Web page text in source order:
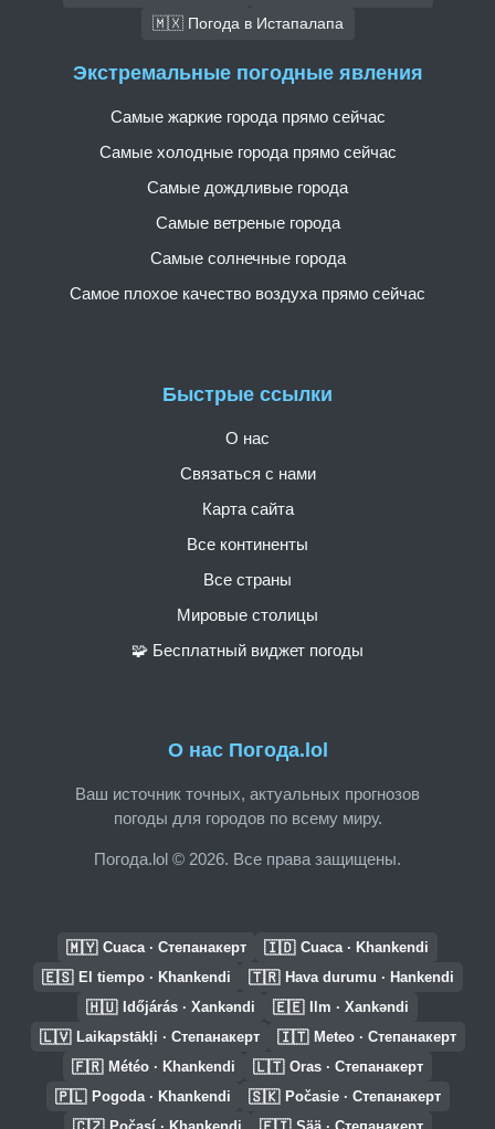
🇲🇽 Погода в Истапалапа
О нас Погода.lol
Ваш источник точных, актуальных прогнозов
погоды для городов по всему миру.
Погода.lol © 2026. Все права защищены.
Быстрые ссылки
О нас
Связаться с нами
Карта сайта
Все континенты
Все страны
Мировые столицы
🧩 Бесплатный виджет погоды
Экстремальные погодные явления
Самые жаркие города прямо сейчас
Самые холодные города прямо сейчас
Самые дождливые города
Самые ветреные города
Самые солнечные города
Самое плохое качество воздуха прямо сейчас
🇲🇾 Cuaca · Степанакерт 🇮🇩 Cuaca · Khankendi
🇪🇸 El tiempo · Khankendi 🇹🇷 Hava durumu · Hankendi
🇭🇺 Időjárás · Xankəndi 🇪🇪 Ilm · Xankəndi
🇱🇻 Laikapstākļi · Степанакерт 🇮🇹 Meteo · Степанакерт
🇫🇷 Météo · Khankendi 🇱🇹 Oras · Степанакерт
🇵🇱 Pogoda · Khankendi 🇸🇰 Počasie · Степанакерт